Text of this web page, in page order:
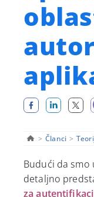
> Članci >
Budući da
detaljno
za